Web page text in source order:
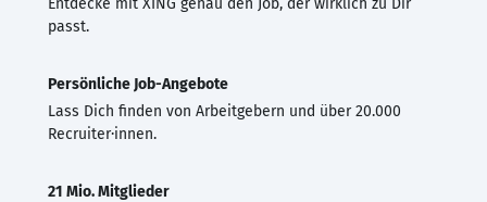
passt.
Persönliche Job-Angebote
Lass Dich finden von Arbeitgebern und über 20.000
Recruiter·innen.
21 Mio. Mitglieder